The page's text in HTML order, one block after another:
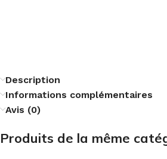
Description
Informations complémentaires
Avis (0)
Produits de la même